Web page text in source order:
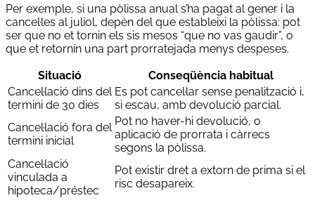
Per exemple, si una pòlissa anual s’ha pagat al gener i la
cancel·les al juliol, depèn del que estableixi la pòlissa: pot
ser que no et tornin els sis mesos “que no vas gaudir”, o
que et retornin una part prorratejada menys despeses.
Situació
Conseqüència habitual
Cancel·lació dins del
termini de 30 dies
Es pot cancel·lar sense penalització i,
si escau, amb devolució parcial.
Cancel·lació fora del
termini inicial
Pot no haver-hi devolució, o
aplicació de prorrata i càrrecs
segons la pòlissa.
Cancel·lació
vinculada a
hipoteca/préstec
Pot existir dret a extorn de prima si el
risc desapareix.